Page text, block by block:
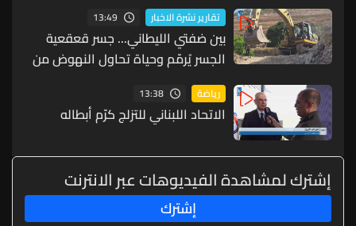
تقارير نشرة الاخبار 13:49
بين ضفتي الليطاني... جسر قعقعية
الجسر يُرمّم وحياة تحاول النهوض من
جديد
رياضة 13:38
الاتحاد اللبناني للتزلج كرّم أبطاله
إشترك لمشاهدة الفيديوهات عبر الانترنت
إشترك